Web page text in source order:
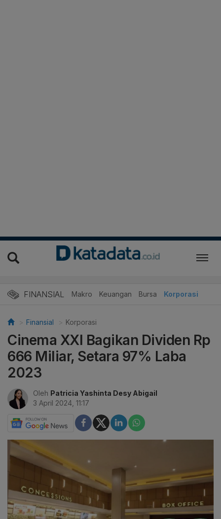
FINANSIAL Makro Keuangan Bursa Korporasi
Finansial Korporasi
Cinema XXI Bagikan Dividen Rp
666 Miliar, Setara 97% Laba
2023
Oleh Patricia Yashinta Desy Abigail
3 April 2024, 11:17